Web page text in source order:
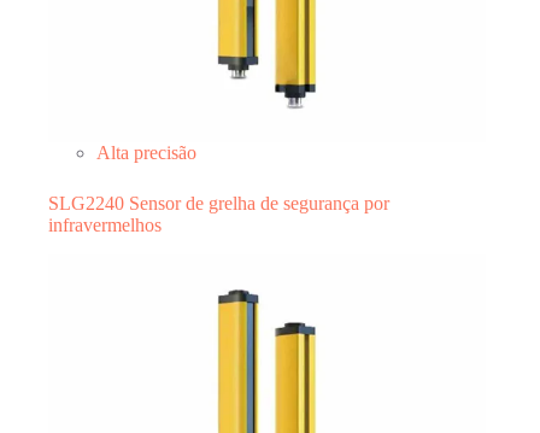
Alta precisão
SLG2240 Sensor de grelha de segurança por
infravermelhos